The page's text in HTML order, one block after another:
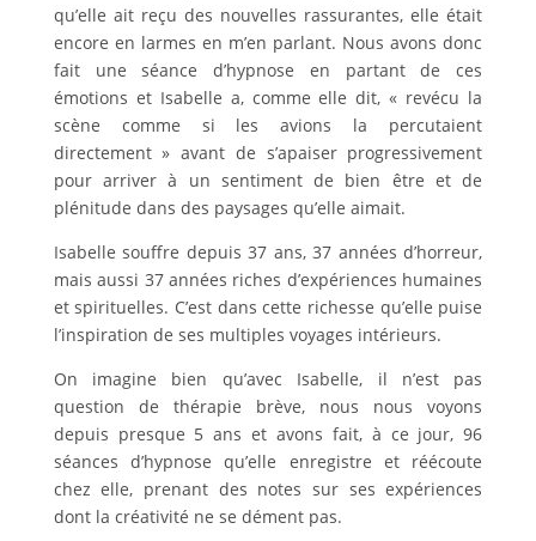
qu’elle ait reçu des nouvelles rassurantes, elle était
encore en larmes en m’en parlant. Nous avons donc
fait une séance d’hypnose en partant de ces
émotions et Isabelle a, comme elle dit, « revécu la
scène comme si les avions la percutaient
directement » avant de s’apaiser progressivement
pour arriver à un sentiment de bien être et de
plénitude dans des paysages qu’elle aimait.
Isabelle souffre depuis 37 ans, 37 années d’horreur,
mais aussi 37 années riches d’expériences humaines
et spirituelles. C’est dans cette richesse qu’elle puise
l’inspiration de ses multiples voyages intérieurs.
On imagine bien qu’avec Isabelle, il n’est pas
question de thérapie brève, nous nous voyons
depuis presque 5 ans et avons fait, à ce jour, 96
séances d’hypnose qu’elle enregistre et réécoute
chez elle, prenant des notes sur ses expériences
dont la créativité ne se dément pas.